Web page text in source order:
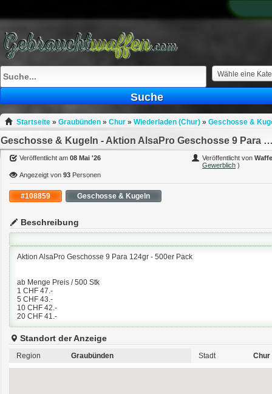
sell
What
to
buy
Stuff
Fill
Wähle eine
Suche
Startseite» Graubünden» Chur» Wiederladen (Chur)» Geschosse &
Geschosse & Kugeln - Aktion AlsaPro Geschosse 9
Veröffentlicht am08 Mai '26 Veröffentlicht von
Gewerblich )
Angezeigt von93 Personen
#108859 Geschosse & Kugeln
Beschreibung
Aktion AlsaPro Geschosse 9 Para 124gr - 500er Pack
ab Menge Preis / 500 Stk
1 CHF 47.-
5 CHF 43.-
10 CHF 42.-
20 CHF 41.-
Standort der Anzeige
Region Graubünden Stadt Chur